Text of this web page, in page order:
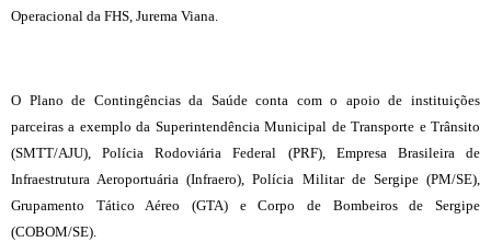
Operacional da FHS, Jurema Viana.
O Plano de Contingências da Saúde conta com o apoio de instituições
parceiras a exemplo da Superintendência Municipal de Transporte e Trânsito
(SMTT/AJU), Polícia Rodoviária Federal (PRF), Empresa Brasileira de
Infraestrutura Aeroportuária (Infraero), Polícia Militar de Sergipe (PM/SE),
Grupamento Tático Aéreo (GTA) e Corpo de Bombeiros de Sergipe
(COBOM/SE).